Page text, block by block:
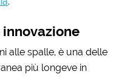
alle spalle, è una delle
più longeve in